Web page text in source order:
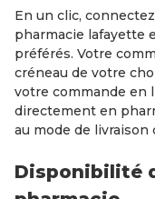
En un clic,
pharmacie lafayette
préférés. Votre
créneau de votre
votre commande en
directement en
au mode de livraison
Disponibilité